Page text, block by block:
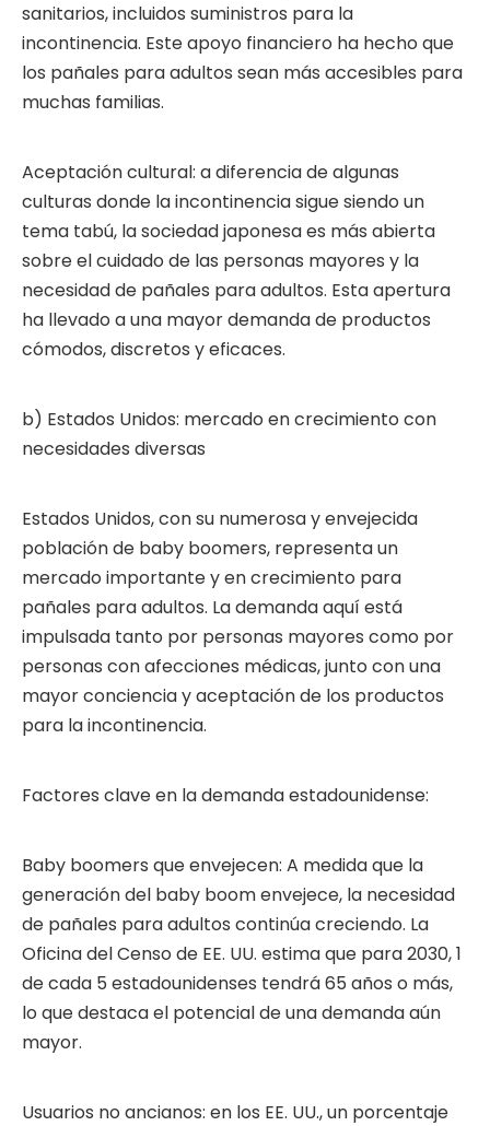
sanitarios, incluidos suministros para la
incontinencia. Este apoyo financiero ha hecho que
los pañales para adultos sean más accesibles para
muchas familias.
Aceptación cultural: a diferencia de algunas
culturas donde la incontinencia sigue siendo un
tema tabú, la sociedad japonesa es más abierta
sobre el cuidado de las personas mayores y la
necesidad de pañales para adultos. Esta apertura
ha llevado a una mayor demanda de productos
cómodos, discretos y eficaces.
b) Estados Unidos: mercado en crecimiento con
necesidades diversas
Estados Unidos, con su numerosa y envejecida
población de baby boomers, representa un
mercado importante y en crecimiento para
pañales para adultos. La demanda aquí está
impulsada tanto por personas mayores como por
personas con afecciones médicas, junto con una
mayor conciencia y aceptación de los productos
para la incontinencia.
Factores clave en la demanda estadounidense:
Baby boomers que envejecen: A medida que la
generación del baby boom envejece, la necesidad
de pañales para adultos continúa creciendo. La
Oficina del Censo de EE. UU. estima que para 2030, 1
de cada 5 estadounidenses tendrá 65 años o más,
lo que destaca el potencial de una demanda aún
mayor.
Usuarios no ancianos: en los EE. UU., un porcentaje